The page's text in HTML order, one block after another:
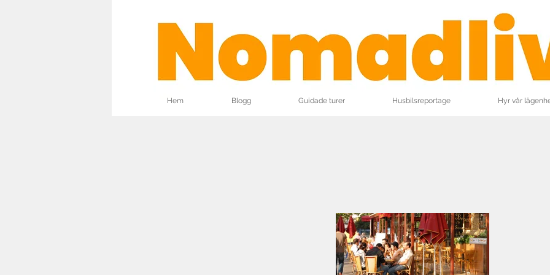
Hem Blogg Guidade turer Husbilsreportage Hyr vår